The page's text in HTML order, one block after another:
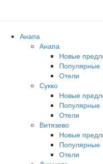
Анапа
Анапа
Новые
Популярные
Отели
Сукко
Новые
Популярные
Отели
Витязево
Новые
Популярные
Отели